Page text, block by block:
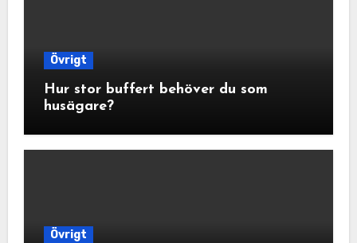
Övrigt
Hur stor buffert behöver du som
husägare?
Övrigt